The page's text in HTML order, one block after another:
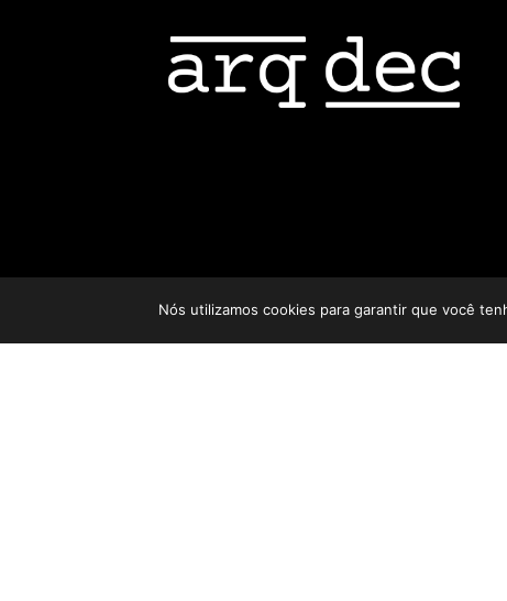
Nós utilizamos cookies para garantir que você